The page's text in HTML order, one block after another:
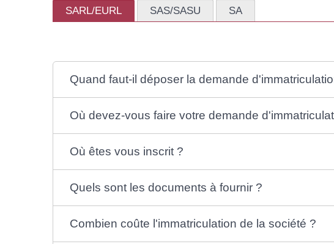
SARL/EURL SAS/SASU SA
Quand faut-il déposer la demande
Où devez-vous faire votre demande
Où êtes vous inscrit ?
Quels sont les documents à fournir ?
Combien coûte l'immatriculation de la société ?